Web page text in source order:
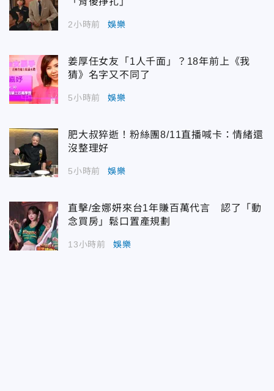
2小時前 娛樂
姜厚任女友「1人千面」？18年前上《我
猜》名字又不同了
5小時前 娛樂
肥大叔猝逝！粉絲團8/11直播喊卡：情緒還
沒整理好
5小時前 娛樂
直擊/金娜妍來台1年賺百萬代言 認了「動
念買房」鬆口置產規劃
13小時前 娛樂